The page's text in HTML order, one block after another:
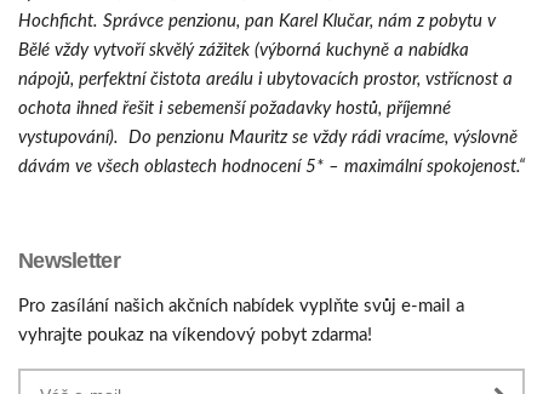
Hochficht. Správce penzionu, pan Karel Klučar, nám z pobytu v
Bělé vždy vytvoří skvělý zážitek (výborná kuchyně a nabídka
nápojů, perfektní čistota areálu i ubytovacích prostor, vstřícnost a
ochota ihned řešit i sebemenší požadavky hostů, příjemné
vystupování). Do penzionu Mauritzse vždy rádi vracíme, výslovně
dávám ve všech oblastech hodnocení 5* – maximální spokojenost.“
Newsletter
Pro zasílání našich akčních nabídek vyplňte svůj e-mail a
vyhrajte poukaz na víkendový pobyt zdarma!